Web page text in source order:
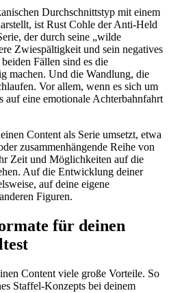
Durchschnittstyp mit einem
ist Rust Cohle der Anti-Held
der durch seine „wilde
Zwiespältigkeit und sein negatives
Fällen sind es die
machen. Und die Wandlung, die
Vor allem, wenn es sich um
auf eine emotionale Achterbahnfahrt
Content als Serie umsetzt, etwa
zusammenhängende Reihe von
Zeit und Möglichkeiten auf die
Auf die Entwicklung deiner
auf deine eigene
Figuren.
für deinen
Content viele große Vorteile. So
Staffel-Konzepts bei deinem